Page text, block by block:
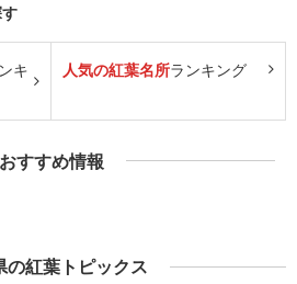
キ
人気の紅葉名所ランキング
おすすめ情報
の紅葉トピックス